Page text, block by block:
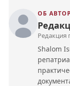
ОБ
Редакция
Shalom